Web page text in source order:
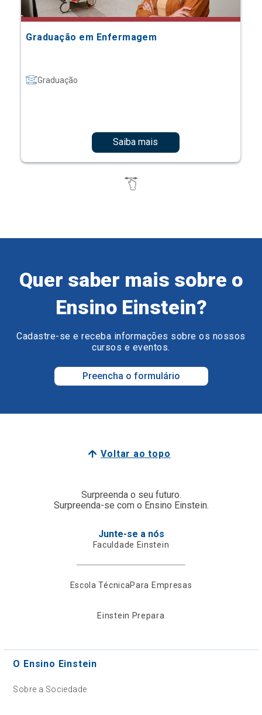
Graduação em Enfermagem
Graduação
Saiba mais
Quer saber mais sobre o
Ensino Einstein?
Cadastre-se e receba informações sobre os nossos
cursos e eventos.
Preencha o formulário
Voltar ao topo
Surpreenda o seu futuro.
Surpreenda-se com o Ensino Einstein.
Junte-se a nós
Faculdade Einstein
Escola TécnicaPara Empresas
Einstein Prepara
O Ensino Einstein
Sobre a Sociedade